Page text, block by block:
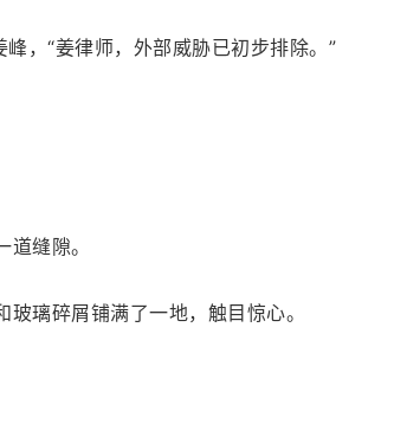
，“姜律师，外部威胁已初步排除。”
缝隙。
璃碎屑铺满了一地，触目惊心。